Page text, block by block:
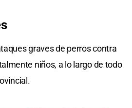
graves de perros contra
niños, a lo largo de todo